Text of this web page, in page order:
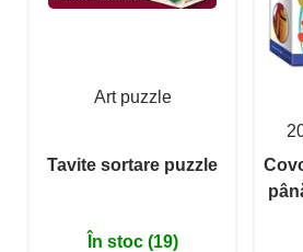
Art puzzle
Tavite sortare puzzle
În stoc (19)